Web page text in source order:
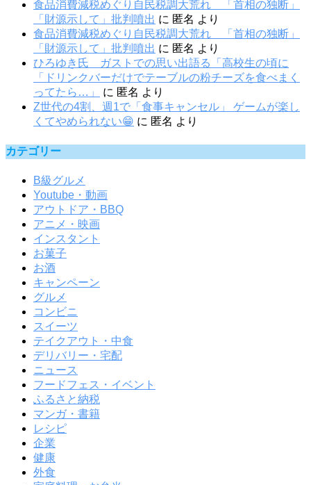
食品消費減税めぐり自民税調大荒れ 「首相の独断」
「財源示して」批判噴出 に 匿名 より
食品消費減税めぐり自民税調大荒れ 「首相の独断」
「財源示して」批判噴出 に 匿名 より
ひろゆき氏 ガストでの思い出語る「高校生の頃に
「ドリンクバーだけでテーブルの粉チーズを食べまく
ってたら…」
に 匿名 より
Z世代の4割、週1で「食事キャンセル」 ゲームが楽し
くてやめられない😁 に 匿名 より
カテゴリー
B級グルメ
Youtube・動画
アウトドア・BBQ
アニメ・映画
インスタント
お菓子
お酒
キャンペーン
グルメ
コンビニ
スイーツ
テイクアウト・中食
デリバリー・宅配
ニュース
フードフェス・イベント
ふるさと納税
マンガ・書籍
レシピ
企業
健康
外食